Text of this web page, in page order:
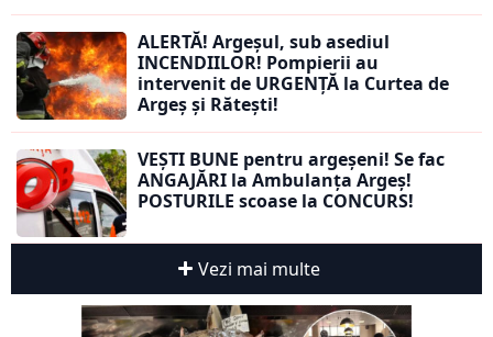
ALERTĂ! Argeșul, sub asediul
INCENDIILOR! Pompierii au
intervenit de URGENȚĂ la Curtea de
Argeș și Rătești!
VEȘTI BUNE pentru argeșeni! Se fac
ANGAJĂRI la Ambulanța Argeș!
POSTURILE scoase la CONCURS!
Vezi mai multe